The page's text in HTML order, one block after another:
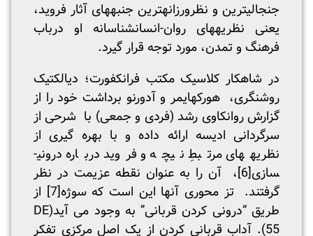
جنجالی­ترین و نظرورزانه­ترین جنبه­های آثار فروید،
یعنی نظریه­های روان­-انسانشناسانه او درباب
فرهنگ و تمدن، مورد توجه قرار گیرد.
در شاهکار کلاسیک مکتب فرانکفورت؛ دیالکتیک
روشنگری، هورکهایمر و آدورنو برداشت خود را از
گزارش روانکاوی رشد (فردی و جمعی) با شرحی از
سرگردانی ادیسه ارائه داده و با بهره گیری از
نظریه­های مرتبطِ نیچه و فروید درباره درونی­
سازی[6]
، آن را به عنوان نقطه عزیمت در نظر
گرفتند. تز محوری آنها این است که سوژه[7]
از
طریق “درونی کردن قربانی” به وجود می آید(DE
55). آداب قربانی کردن از یک اصل مرکزی تفکر